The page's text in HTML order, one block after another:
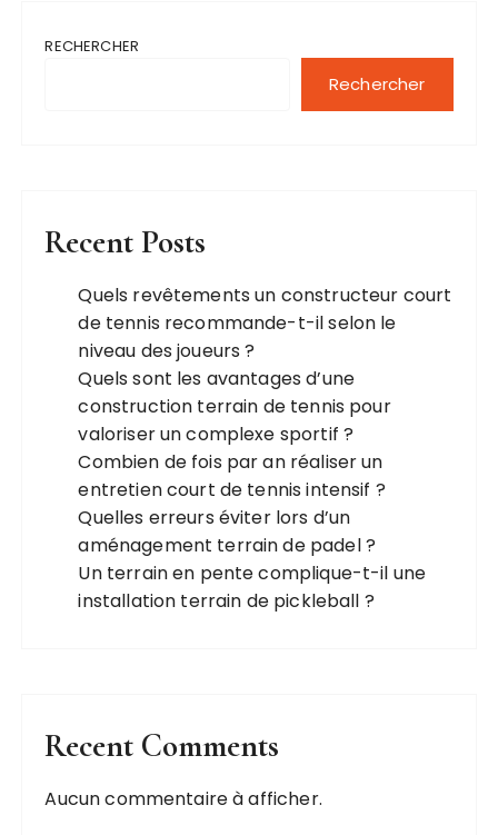
RECHERCHER
Rechercher
Recent Posts
Quels revêtements un constructeur court
de tennis recommande-t-il selon le
niveau des joueurs ?
Quels sont les avantages d’une
construction terrain de tennis pour
valoriser un complexe sportif ?
Combien de fois par an réaliser un
entretien court de tennis intensif ?
Quelles erreurs éviter lors d’un
aménagement terrain de padel ?
Un terrain en pente complique-t-il une
installation terrain de pickleball ?
Recent Comments
Aucun commentaire à afficher.